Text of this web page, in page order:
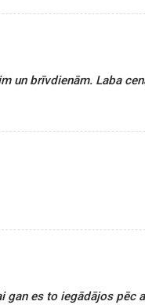
un brīvdienām. Laba
gan es to iegādājos pēc